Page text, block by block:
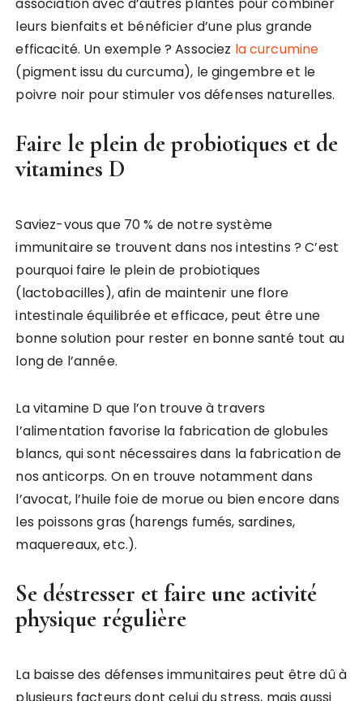
association avec d’autres plantes pour combiner
leurs bienfaits et bénéficier d’une plus grande
efficacité. Un exemple ? Associez la curcumine
(pigment issu du curcuma), le gingembre et le
poivre noir pour stimuler vos défenses naturelles.
Faire le plein de probiotiques et de
vitamines D
Saviez-vous que 70 % de notre système
immunitaire se trouvent dans nos intestins ? C’est
pourquoi faire le plein de probiotiques
(lactobacilles), afin de maintenir une flore
intestinale équilibrée et efficace, peut être une
bonne solution pour rester en bonne santé tout au
long de l’année.
La vitamine D que l’on trouve à travers
l’alimentation favorise la fabrication de globules
blancs, qui sont nécessaires dans la fabrication de
nos anticorps. On en trouve notamment dans
l’avocat, l’huile foie de morue ou bien encore dans
les poissons gras (harengs fumés, sardines,
maquereaux, etc.).
Se déstresser et faire une activité
physique régulière
La baisse des défenses immunitaires peut être dû à